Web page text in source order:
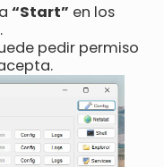
“Start” en los
.
pedir permiso